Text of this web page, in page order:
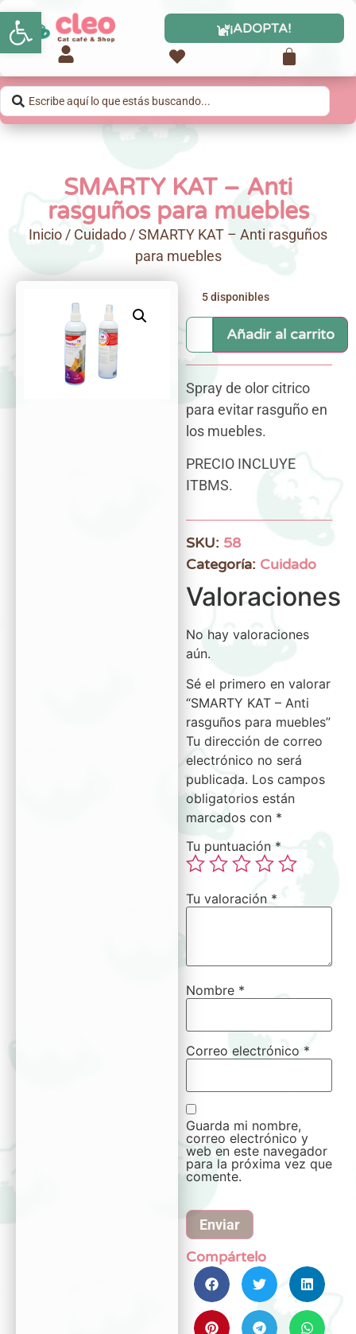
Abrir barra de herramientas ¡ADOPTA!
SMARTY KAT – Anti
rasguños para muebles
Inicio/ Cuidado/ SMARTY KAT – Anti rasguños
para muebles
5 disponibles
Añadir al carrito
Spray de olor citrico
para evitar rasguño en
los muebles.
PRECIO INCLUYE
ITBMS.
SKU: 58
Categoría: Cuidado
Valoraciones
No hay valoraciones
aún.
Sé el primero en valorar
“SMARTY KAT – Anti
rasguños para muebles”
Tu dirección de correo
electrónico no será
publicada. Los campos
obligatorios están
marcados con *
Tu puntuación *
Tu valoración *
Nombre *
Correo electrónico *
Guarda mi nombre,
correo electrónico y
web en este navegador
para la próxima vez que
comente.
Compártelo